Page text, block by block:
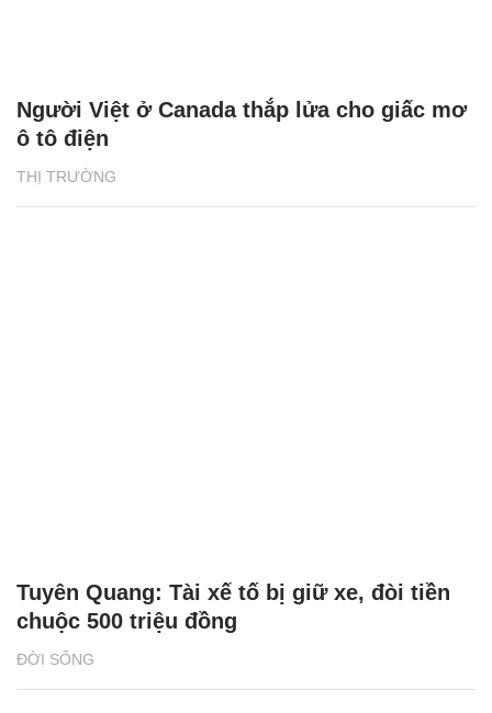
THỊ TRƯỜNG
Người Việt ở Canada thắp lửa cho giấc mơ
ô tô điện
ĐỜI SỐNG
Tuyên Quang: Tài xế tố bị giữ xe, đòi tiền
chuộc 500 triệu đồng